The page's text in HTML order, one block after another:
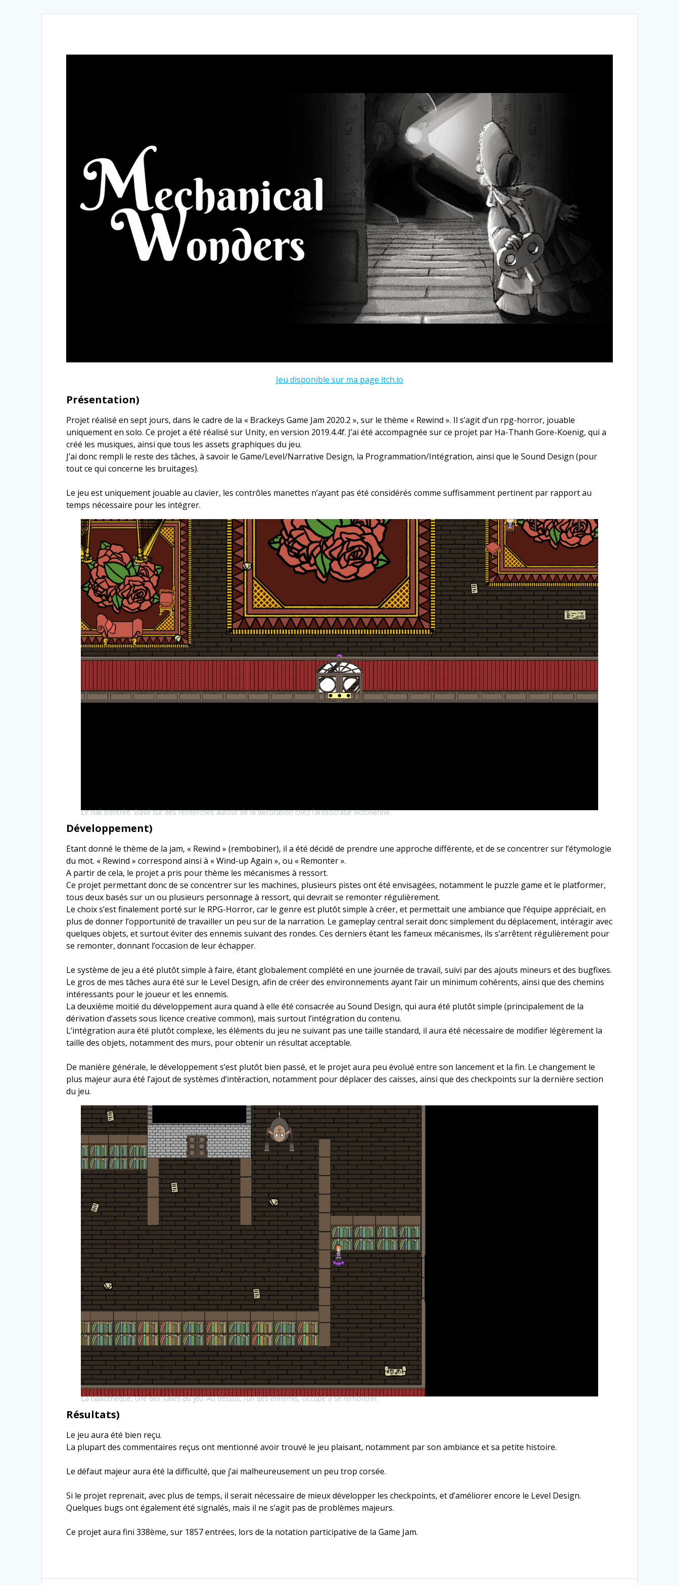
Jeu disponible sur ma page itch.io
Présentation)
Projet réalisé en sept jours, dans le cadre de la « Brackeys Game Jam 2020.2 », sur le thème « Rewind ». Il s’agit d’un rpg-horror, jouable
uniquement en solo. Ce projet a été réalisé sur Unity, en version 2019.4.4f. J’ai été accompagnée sur ce projet par Ha-Thanh Gore-Koenig, qui a
créé les musiques, ainsi que tous les assets graphiques du jeu.
J’ai donc rempli le reste des tâches, à savoir le Game/Level/Narrative Design, la Programmation/Intégration, ainsi que le Sound Design (pour
tout ce qui concerne les bruitages).
Le jeu est uniquement jouable au clavier, les contrôles manettes n’ayant pas été considérés comme suffisamment pertinent par rapport au
temps nécessaire pour les intégrer.
Le hall d’entrée. Basé sur des recherches autour de la décoration chez l’aristocratie victorienne.
Développement)
Etant donné le thème de la jam, « Rewind » (rembobiner), il a été décidé de prendre une approche différente, et de se concentrer sur l’étymologie
du mot. « Rewind » correspond ainsi à « Wind-up Again », ou « Remonter ».
A partir de cela, le projet a pris pour thème les mécanismes à ressort.
Ce projet permettant donc de se concentrer sur les machines, plusieurs pistes ont été envisagées, notamment le puzzle game et le platformer,
tous deux basés sur un ou plusieurs personnage à ressort, qui devrait se remonter régulièrement.
Le choix s’est finalement porté sur le RPG-Horror, car le genre est plutôt simple à créer, et permettait une ambiance que l’équipe appréciait, en
plus de donner l’opportunité de travailler un peu sur de la narration. Le gameplay central serait donc simplement du déplacement, intéragir avec
quelques objets, et surtout éviter des ennemis suivant des rondes. Ces derniers étant les fameux mécanismes, ils s’arrêtent régulièrement pour
se remonter, donnant l’occasion de leur échapper.
Le système de jeu a été plutôt simple à faire, étant globalement complété en une journée de travail, suivi par des ajouts mineurs et des bugfixes.
Le gros de mes tâches aura été sur le Level Design, afin de créer des environnements ayant l’air un minimum cohérents, ainsi que des chemins
intéressants pour le joueur et les ennemis.
La deuxième moitié du développement aura quand à elle été consacrée au Sound Design, qui aura été plutôt simple (principalement de la
dérivation d’assets sous licence creative common), mais surtout l’intégration du contenu.
L’intégration aura été plutôt complexe, les éléments du jeu ne suivant pas une taille standard, il aura été nécessaire de modifier légèrement la
taille des objets, notamment des murs, pour obtenir un résultat acceptable.
De manière générale, le développement s’est plutôt bien passé, et le projet aura peu évolué entre son lancement et la fin. Le changement le
plus majeur aura été l’ajout de systèmes d’intéraction, notamment pour déplacer des caisses, ainsi que des checkpoints sur la dernière section
du jeu.
La bibliothèque, une des salles du jeu. Au dessus, l’un des ennemis, occupé à se remontrer.
Résultats)
Le jeu aura été bien reçu.
La plupart des commentaires reçus ont mentionné avoir trouvé le jeu plaisant, notamment par son ambiance et sa petite histoire.
Le défaut majeur aura été la difficulté, que j’ai malheureusement un peu trop corsée.
Si le projet reprenait, avec plus de temps, il serait nécessaire de mieux développer les checkpoints, et d’améliorer encore le Level Design.
Quelques bugs ont également été signalés, mais il ne s’agit pas de problèmes majeurs.
Ce projet aura fini 338ème, sur 1857 entrées, lors de la notation participative de la Game Jam.